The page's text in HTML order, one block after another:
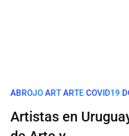
ABROJO ART ARTE COVID19
Artistas en